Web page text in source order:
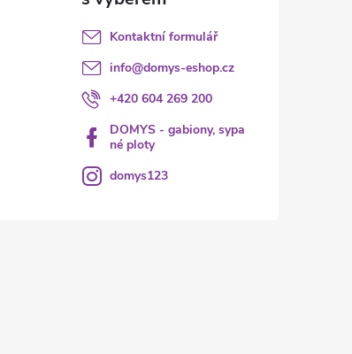
Kontaktní formulář
info@domys-eshop.cz
+420 604 269 200
DOMYS - gabiony, sypa
né ploty
domys123